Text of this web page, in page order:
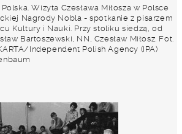
Wizyta Czesława Miłosza w Polsce
Nagrody Nobla - spotkanie z pisarzem
Kultury i Nauki. Przy stoliku siedzą, od
Bartoszewski, NN, Czesław Miłosz. Fot.
Independent Polish Agency (IPA)